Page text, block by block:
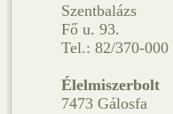
Szentbalázs
Fő u. 93.
Tel.: 82/370-000
Élelmiszerbolt
7473 Gálosfa